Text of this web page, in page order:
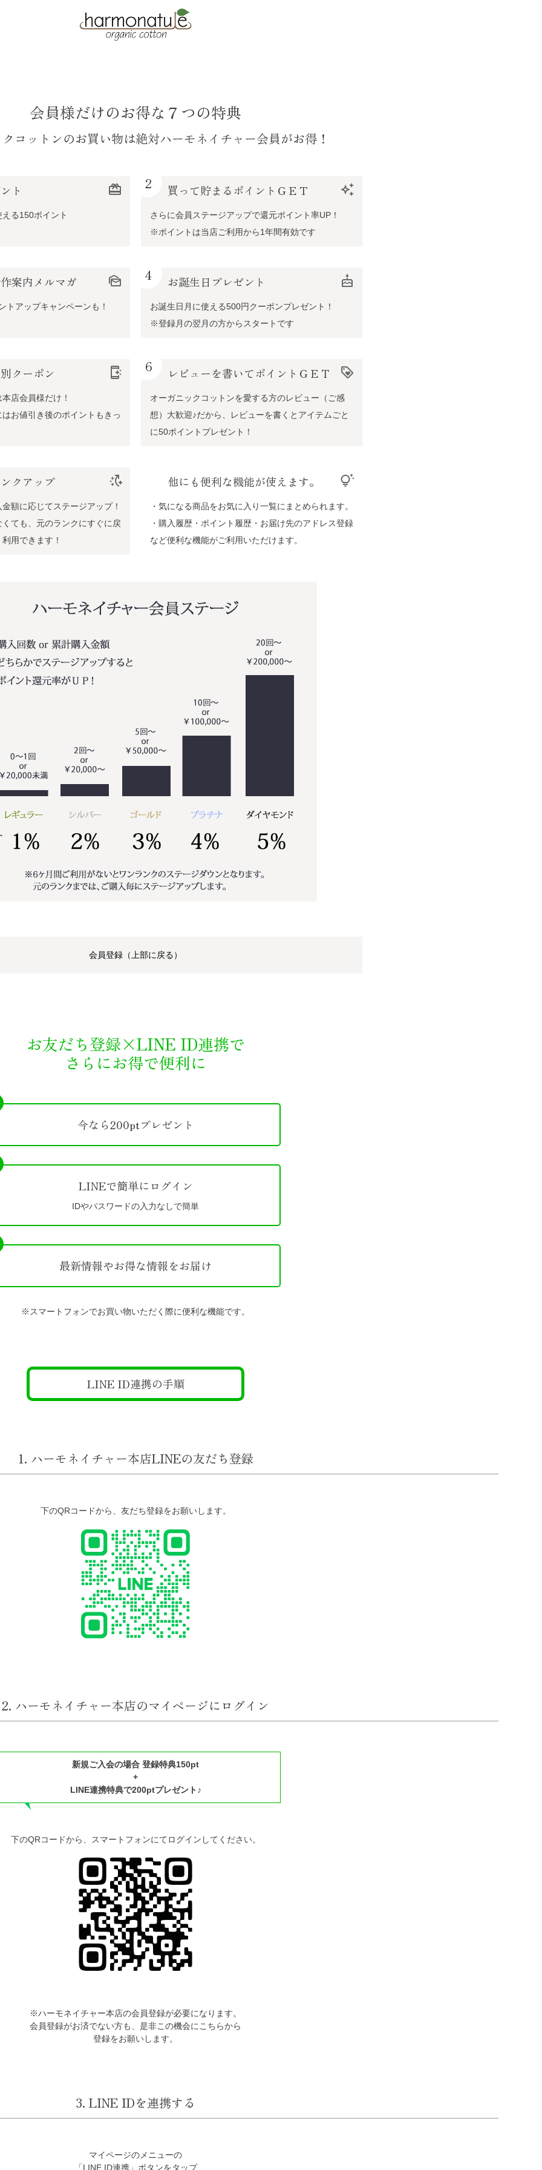
会員様だけのお得な７つの特典
コットンのお買い物は絶対ハーモネイチャー会員がお得！
ト redeem
る150ポイント
2 買って貯まるポイントＧＥＴ auto_awesome
さらに会員ステージアップで還元ポイント率UP！
※ポイントは当店ご利用から1年間有効です
案内メルマガ mark_as_unread
トアップキャンペーンも！
4 お誕生日プレゼント cake
お誕生日月に使える500円クーポンプレゼント！
※登録月の翌月の方からスタートです
クーポン app_shortcut
店会員様だけ！
お値引き後のポイントもきっ
6 レビューを書いてポイントＧＥＴ loyalty
オーガニックコットンを愛する方のレビュー（ご感
想）大歓迎♪だから、レビューを書くとアイテムごと
に50ポイントプレゼント！
クアップ switch_access_shortcut_add
額に応じてステージアップ！
ても、元のランクにすぐに戻
用できます！
他にも便利な機能が使えます。 tips_and_updates
・気になる商品をお気に入り一覧にまとめられます。
・購入履歴・ポイント履歴・お届け先のアドレス登録
など便利な機能がご利用いただけます。
会員登録（上部に戻る）
お友だち登録×LINE ID連携で
さらにお得で便利に
今なら200ptプレゼント
LINEで簡単にログイン
IDやパスワードの入力なしで簡単
最新情報やお得な情報をお届け
※スマートフォンでお買い物いただく際に便利な機能です。
LINE ID連携の手順
1. ハーモネイチャー本店LINEの友だち登録
下のQRコードから、友だち登録をお願いします。
2. ハーモネイチャー本店のマイページにログイン
新規ご入会の場合 登録特典150pt
+
LINE連携特典で200ptプレゼント♪
下のQRコードから、スマートフォンにてログインしてください。
※ハーモネイチャー本店の会員登録が必要になります。
会員登録がお済でない方も、是非この機会にこちらから
登録をお願いします。
3. LINE IDを連携する
マイページのメニューの
「LINE ID連携」ボタンをタップ